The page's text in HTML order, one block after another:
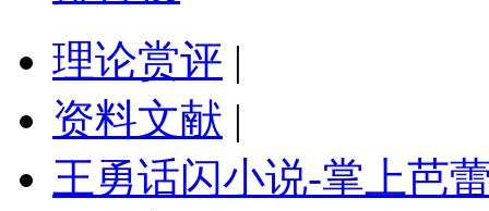
理论赏评 |
资料文献 |
王勇话闪小说-掌上芭